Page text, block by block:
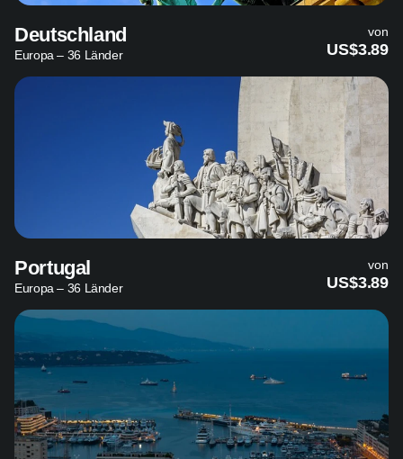
Deutschland
Europa – 36 Länder
von
US$3.89
Portugal
Europa – 36 Länder
von
US$3.89